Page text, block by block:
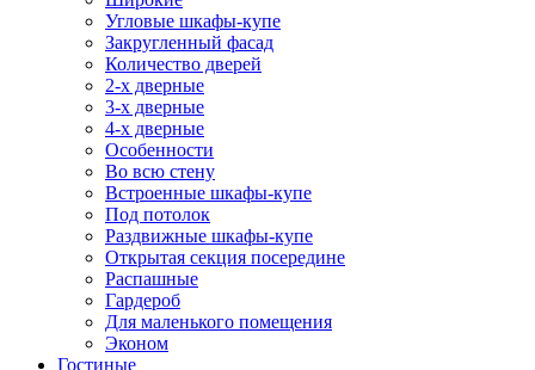
Угловые шкафы-купе
Закругленный фасад
Количество дверей
2-х дверные
3-х дверные
4-х дверные
Особенности
Во всю стену
Встроенные шкафы-купе
Под потолок
Раздвижные шкафы-купе
Открытая секция посередине
Распашные
Гардероб
Для маленького помещения
Эконом
Гостиные